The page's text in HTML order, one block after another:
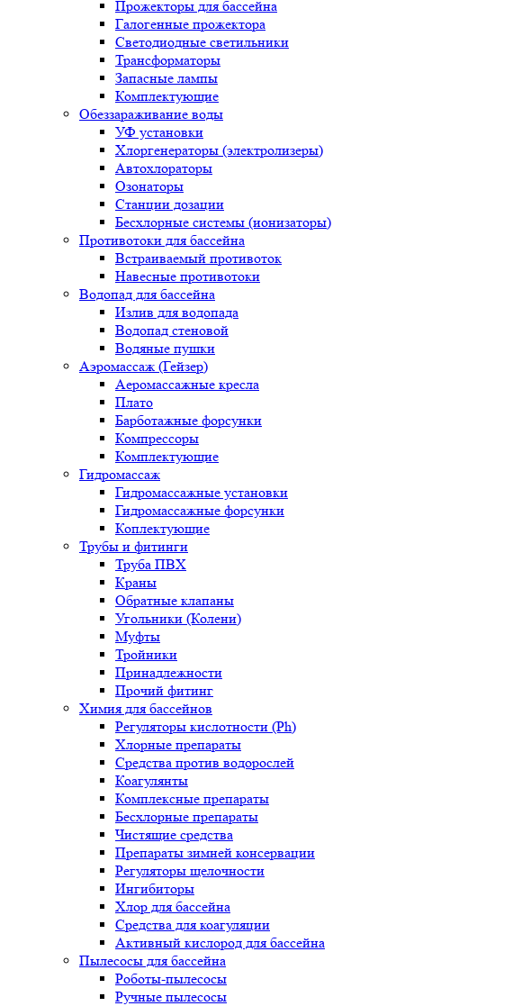
Прожекторы для бассейна
Галогенные прожектора
Светодиодные светильники
Трансформаторы
Запасные лампы
Комплектующие
Обеззараживание воды
УФ установки
Хлоргенераторы (электролизеры)
Автохлораторы
Озонаторы
Станции дозации
Бесхлорные системы (ионизаторы)
Противотоки для бассейна
Встраиваемый противоток
Навесные противотоки
Водопад для бассейна
Излив для водопада
Водопад стеновой
Водяные пушки
Аэромассаж (Гейзер)
Аеромассажные кресла
Плато
Барботажные форсунки
Компрессоры
Комплектующие
Гидромассаж
Гидромассажные установки
Гидромассажные форсунки
Коплектующие
Трубы и фитинги
Труба ПВХ
Краны
Обратные клапаны
Угольники (Колени)
Муфты
Тройники
Принадлежности
Прочий фитинг
Химия для бассейнов
Регуляторы кислотности (Ph)
Хлорные препараты
Средства против водорослей
Коагулянты
Комплексные препараты
Бесхлорные препараты
Чистящие средства
Препараты зимней консервации
Регуляторы щелочности
Ингибиторы
Хлор для бассейна
Средства для коагуляции
Активный кислород для бассейна
Пылесосы для бассейна
Роботы-пылесосы
Ручные пылесосы